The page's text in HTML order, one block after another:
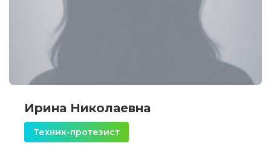
Ирина Николаевна
Техник-протезист